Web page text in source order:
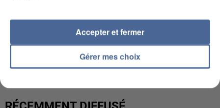
L’UN DES FONDATEURS SUPPOSÉS DE LA DZ
MAFIA INTERPELLÉ EN ALGÉRIE
Gérer mes choix
Accepter et fermer